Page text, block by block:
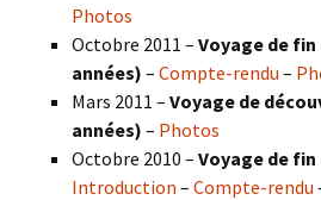
Photos
Octobre 2011 – Voyage de fin
années) – Compte-rendu –
Mars 2011 – Voyage de
années) – Photos
Octobre 2010 – Voyage de fin
Introduction – Compte-rendu